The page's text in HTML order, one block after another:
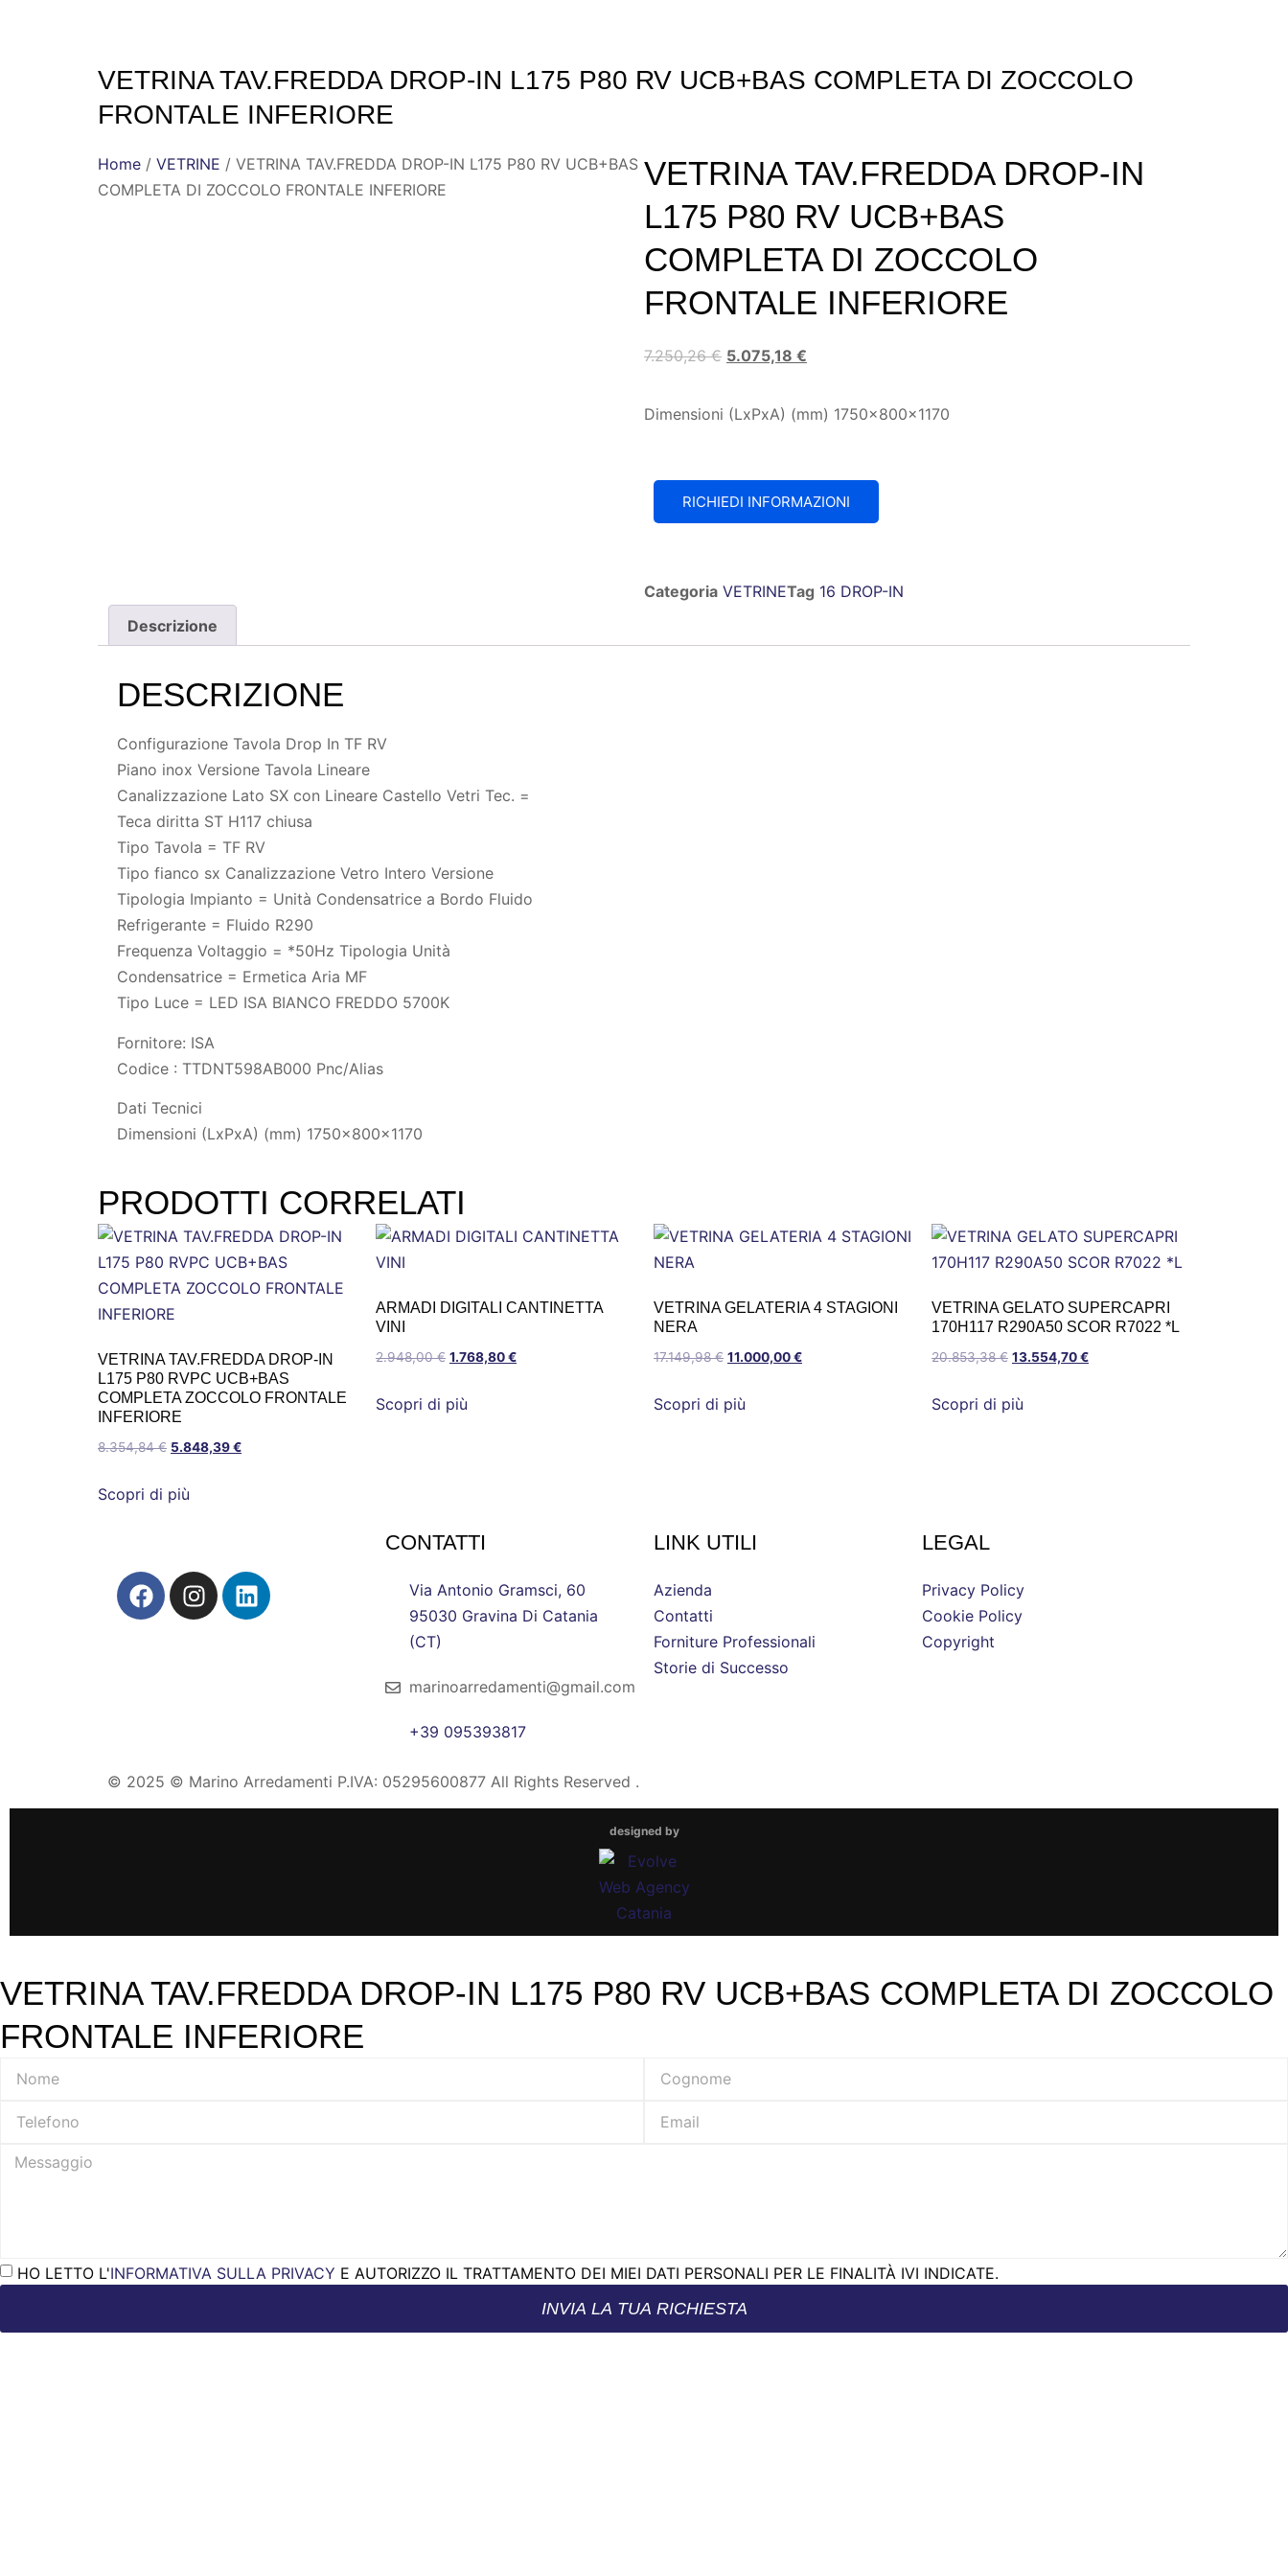
VETRINA TAV.FREDDA DROP-IN L175 P80 RV UCB+BAS COMPLETA DI ZOCCOLO
FRONTALE INFERIORE
Home / VETRINE / VETRINA TAV.FREDDA DROP-IN L175 P80 RV UCB+BAS
COMPLETA DI ZOCCOLO FRONTALE INFERIORE
VETRINA TAV.FREDDA DROP-IN
L175 P80 RV UCB+BAS
COMPLETA DI ZOCCOLO
FRONTALE INFERIORE
7.250,26€ 5.075,18 €
Dimensioni (LxPxA) (mm) 1750x800x1170
RICHIEDI INFORMAZIONI
Categoria VETRINETag 16 DROP-IN
Descrizione
DESCRIZIONE
Configurazione Tavola Drop In TF RV
Piano inox Versione Tavola Lineare
Canalizzazione Lato SX con Lineare Castello Vetri Tec. =
Teca diritta ST H117 chiusa
Tipo Tavola = TF RV
Tipo fianco sx Canalizzazione Vetro Intero Versione
Tipologia Impianto = Unità Condensatrice a Bordo Fluido
Refrigerante = Fluido R290
Frequenza Voltaggio = *50Hz Tipologia Unità
Condensatrice = Ermetica Aria MF
Tipo Luce = LED ISA BIANCO FREDDO 5700K
Fornitore: ISA
Codice : TTDNT598AB000 Pnc/Alias
Dati Tecnici
Dimensioni (LxPxA) (mm) 1750x800x1170
PRODOTTI CORRELATI
VETRINA TAV.FREDDA DROP-IN
L175 P80 RVPC UCB+BAS
COMPLETA ZOCCOLO FRONTALE
INFERIORE
8.354,84€ 5.848,39€
Scopri di più
ARMADI DIGITALI CANTINETTA
VINI
2.948,00€ 1.768,80€
Scopri di più
VETRINA GELATERIA 4 STAGIONI
NERA
17.149,98€ 11.000,00€
Scopri di più
VETRINA GELATO SUPERCAPRI
170H117 R290A50 SCOR R7022 *L
20.853,38€ 13.554,70€
Scopri di più
CONTATTI
Via Antonio Gramsci, 60
95030 Gravina Di Catania
(CT)
marinoarredamenti@gmail.com
+39 095393817
LINK UTILI
Azienda
Contatti
Forniture Professionali
Storie di Successo
LEGAL
Privacy Policy
Cookie Policy
Copyright
© 2025 © Marino Arredamenti P.IVA: 05295600877 All Rights Reserved .
designed by
VETRINA TAV.FREDDA DROP-IN L175 P80 RV UCB+BAS COMPLETA DI ZOCCOLO
FRONTALE INFERIORE
HO LETTO L'INFORMATIVA SULLA PRIVACY E AUTORIZZO IL TRATTAMENTO DEI MIEI DATI PERSONALI PER LE FINALITÀ IVI INDICATE.
INVIA LA TUA RICHIESTA